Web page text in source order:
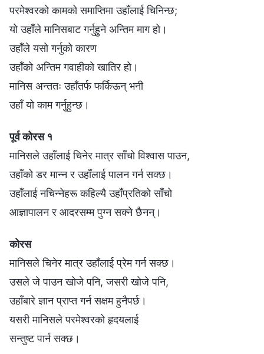
परमेश्‍वरको कामको समाप्तिमा उहाँलाई चिनिन्छ;
यो उहाँले मानिसबाट गर्नुहुने अन्तिम माग हो।
उहाँले यसो गर्नुको कारण
उहाँको अन्तिम गवाहीको खातिर हो।
मानिस अन्ततः उहाँतर्फ फर्किऊन् भनी
उहाँ यो काम गर्नुहुन्छ।
पूर्व कोरस १
मानिसले उहाँलाई चिनेर मात्र साँचो विश्‍वास पाउन,
उहाँको डर मान्न र उहाँलाई पालन गर्न सक्छ।
उहाँलाई नचिन्नेहरू कहिल्यै उहाँप्रतिको साँचो
आज्ञापालन र आदरसम्म पुग्न सक्ने छैनन्।
कोरस
मानिसले चिनेर मात्र उहाँलाई प्रेम गर्न सक्छ।
उसले जे पाउन खोजे पनि, जसरी खोजे पनि,
उहाँबारे ज्ञान प्राप्त गर्न सक्षम हुनैपर्छ।
यसरी मानिसले परमेश्‍वरको हृदयलाई
सन्तुष्ट पार्न सक्छ।